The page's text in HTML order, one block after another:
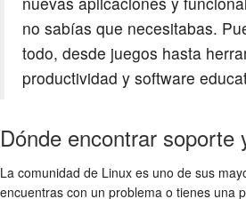
no sabías que necesitabas.
todo, desde juegos hasta
productividad y software
Dónde encontrar soporte
La comunidad de Linux es uno de sus
encuentras con un problema o tienes una